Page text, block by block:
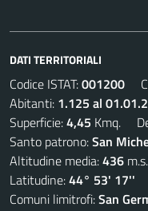
DATI TERRITORIALI
Codice ISTAT:001200
Abitanti: 1.125 al
Superficie:4,45 Kmq.
Santo patrono:San
Altitudine media:436
Latitudine:44° 53' 17''
Comuni limitrofi:San